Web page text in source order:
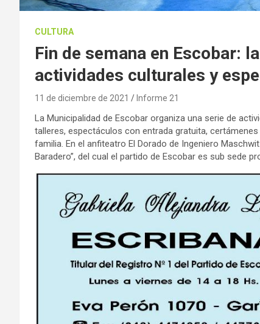
CULTURA
Fin de semana en Escobar:
actividades culturales y
11 de diciembre de 2021 Informe 21
La Municipalidad de Escobar organiza una serie de
talleres, espectáculos con entrada gratuita,
familia. En el anfiteatro El Dorado de Ingeniero
Baradero”, del cual el partido de Escobar es sub sede